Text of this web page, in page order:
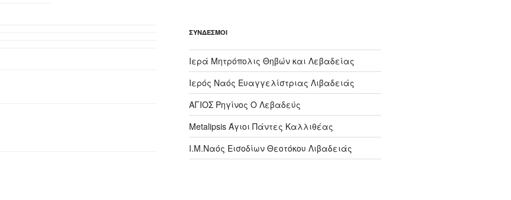
ΣΎΝΔΕΣΜΟΙ
Ιερά Μητρόπολις Θηβών και Λεβαδείας
Ιερός Ναός Ευαγγελίστριας Λιβαδειάς
ΑΓΙΟΣ Ρηγίνος Ο Λεβαδεύς
Metalipsis Άγιοι Πάντες Καλλιθέας
Ι.Μ.Ναός Εισοδίων Θεοτόκου Λιβαδειάς